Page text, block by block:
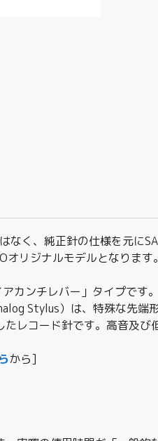
く、純正針の仕様を元に
リジナルモデルとなります
カンチレバー」タイプです。
Stylus）は、特殊な先
レコード針です。高音及
から]